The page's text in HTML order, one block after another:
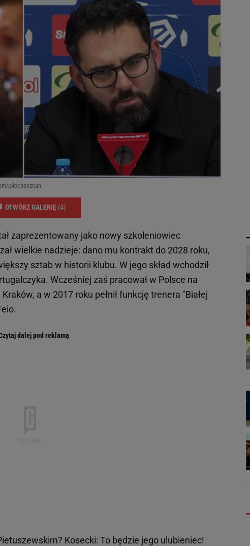
@lechpoznan
OTWÓRZ GALERIĘ (4)
zaprezentowany jako nowy szkoleniowiec
wielkie nadzieje: dano mu kontrakt do 2028 roku,
sztab w historii klubu. W jego skład wchodził
Wcześniej zaś pracował w Polsce na
a w 2017 roku pełnił funkcję trenera "Białej
Kosecki: To będzie jego ulubieniec!